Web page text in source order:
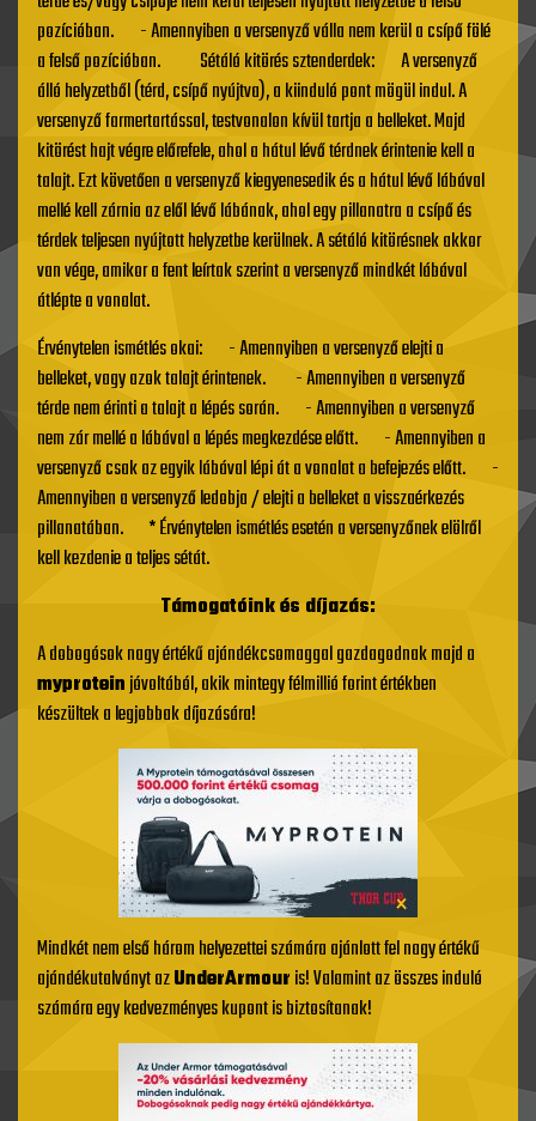
pozícióban. - Amennyiben a versenyző válla nem kerül a csípő fölé
a felső pozícióban. Sétáló kitörés sztenderdek: A versenyző
álló helyzetből (térd, csípő nyújtva), a kiinduló pont mögül indul. A
versenyző farmertartással, testvonalon kívül tartja a belleket. Majd
kitörést hajt végre előrefele, ahol a hátul lévő térdnek érintenie kell a
talajt. Ezt követően a versenyző kiegyenesedik és a hátul lévő lábával
mellé kell zárnia az elől lévő lábának, ahol egy pillanatra a csípő és
térdek teljesen nyújtott helyzetbe kerülnek. A sétáló kitörésnek akkor
van vége, amikor a fent leírtak szerint a versenyző mindkét lábával
átlépte a vonalat.
Érvénytelen ismétlés okai: - Amennyiben a versenyző elejti a
belleket, vagy azok talajt érintenek. - Amennyiben a versenyző
térde nem érinti a talajt a lépés során. - Amennyiben a versenyző
nem zár mellé a lábával a lépés megkezdése előtt. - Amennyiben a
versenyző csak az egyik lábával lépi át a vonalat a befejezés előtt. -
Amennyiben a versenyző ledobja / elejti a belleket a visszaérkezés
pillanatában. * Érvénytelen ismétlés esetén a versenyzőnek elölről
kell kezdenie a teljes sétát.
Támogatóink és díjazás:
A dobogósok nagy értékű ajándékcsomaggal gazdagodnak majd a
myproteinjóvoltából, akik mintegy félmillió forint értékben
készültek a legjobbak díjazására!
Mindkét nem első három helyezettei számára ajánlott fel nagy értékű
ajándékutalványt azUnderArmouris! Valamint az összes induló
számára egy kedvezményes kupont is biztosítanak!